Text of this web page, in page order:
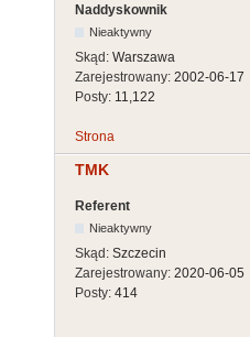
Naddyskownik
Nieaktywny
Skąd: Warszawa
Zarejestrowany: 2002-06-17
Posty: 11,122
Strona
TMK
Referent
Nieaktywny
Skąd: Szczecin
Zarejestrowany: 2020-06-05
Posty: 414